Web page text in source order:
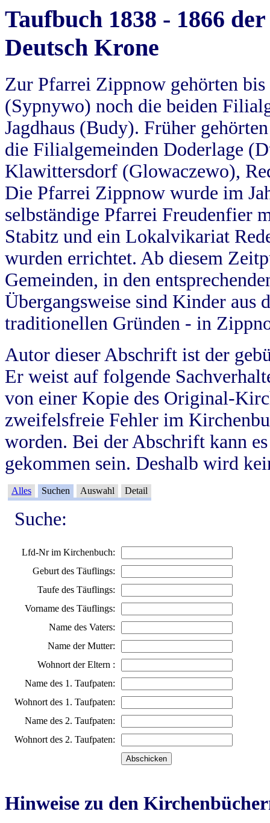
Taufbuch 1838 - 1866
Deutsch Krone
Zur Pfarrei Zippnow gehörten
(Sypnywo) noch die beiden
Jagdhaus (Budy). Früher
die Filialgemeinden Doderlage
Klawittersdorf (Glowaczewo),
Die Pfarrei Zippnow wurde im
selbständige Pfarrei Freudenfier
Stabitz und ein Lokalvikariat
wurden errichtet. Ab diesem
Gemeinden, in den
Übergangsweise sind Kinder aus
traditionellen Gründen - in
Autor dieser Abschrift ist der
Er weist auf folgende
von einer Kopie des Original-
zweifelsfreie Fehler im
worden. Bei der Abschrift kann
gekommen sein. Deshalb wird
Alles Suchen Auswahl Detail
Suche:
Lfd-Nr im Kirchenbuch:
Geburt des Täuflings:
Taufe des Täuflings:
Vorname des Täuflings:
Name des Vaters:
Name der Mutter:
Wohnort der Eltern :
Name des 1. Taufpaten:
Wohnort des 1. Taufpaten:
Name des 2. Taufpaten:
Wohnort des 2. Taufpaten:
Hinweise zu den